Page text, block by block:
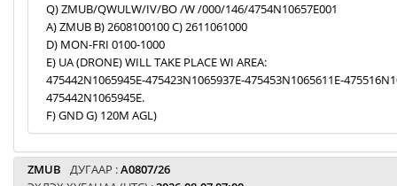
Q) ZMUB/QWULW/IV/BO /W /000/146/4754N10657E001
A) ZMUB B) 2608100100 C) 2611061000
D) MON-FRI 0100-1000
E) UA (DRONE) WILL TAKE PLACE WI AREA:
475442N1065945E-475423N1065937E-475453N1065611E-
475442N1065945E.
F) GND G) 120M AGL)
ZMUB ДУГААР :A0807/26